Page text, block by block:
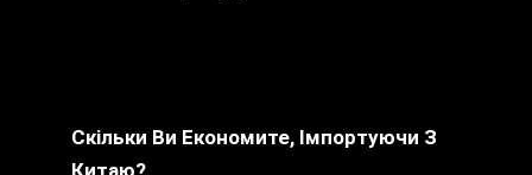
Скільки Ви Економите, Імпортуючи З
Китаю?